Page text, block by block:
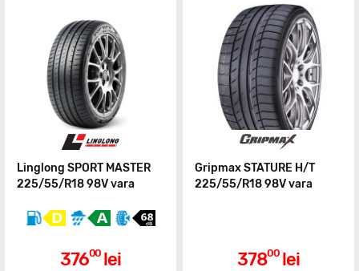
Linglong SPORT MASTER
225/55/R18 98V vara
37600 lei
Gripmax STATURE H/T
225/55/R18 98V vara
37800 lei